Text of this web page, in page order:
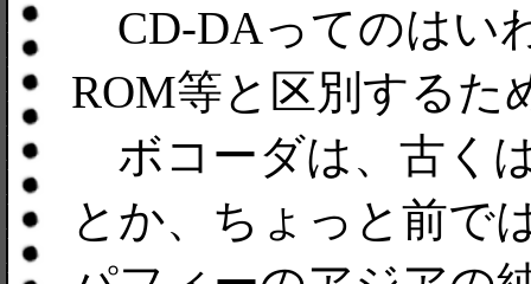
CD-DAってのはい
ROM等と区別するた
ボコーダは、古く
とか、ちょっと前で